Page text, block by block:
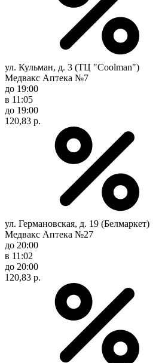
ул. Кульман, д. 3 (ТЦ "Coolman")
Медвакс Аптека №7
до 19:00
в 11:05
до 19:00
120,83 р.
ул. Германовская, д. 19 (Белмаркет)
Медвакс Аптека №27
до 20:00
в 11:02
до 20:00
120,83 р.